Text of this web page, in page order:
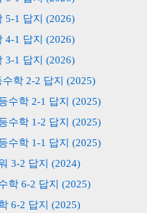
5-1 답지 (2026)
4-1 답지 (2026)
3-1 답지 (2026)
학 2-2 답지 (2025)
수학 2-1 답지 (2025)
수학 1-2 답지 (2025)
수학 1-1 답지 (2025)
3-2 답지 (2024)
학 6-2 답지 (2025)
6-2 답지 (2025)